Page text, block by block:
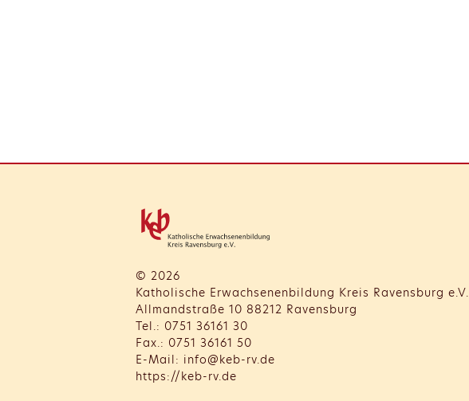
© 2026
Katholische Erwachsenenbildung Kreis Ravensburg e.V.
Allmandstraße 10 88212 Ravensburg
Tel.: 0751 36161 30
Fax.: 0751 36161 50
E-Mail: info@keb-rv.de
https://keb-rv.de